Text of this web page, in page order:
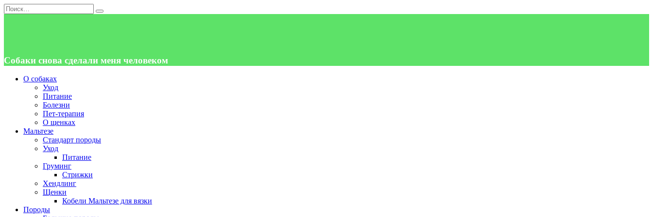
Перейти
к
Search
for:
Собаки снова сделали меня человеком
О собаках
Уход
Питание
Болезни
Пет-терапия
О щенках
Мальтезе
Стандарт породы
Уход
Питание
Груминг
Стрижки
Хендлинг
Щенки
Кобели Мальтезе для вязки
Породы